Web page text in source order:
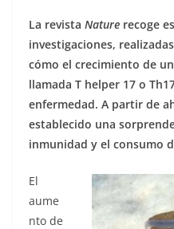
La revista Nature recoge
investigaciones,
cómo el crecimiento de
llamada T helper 17 o
enfermedad. A partir de
establecido una
inmunidad y el consumo
El
aume
nto de